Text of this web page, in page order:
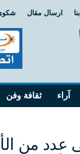
ارسال مقال شكوى
آراء ثقافة وفن
عدد من